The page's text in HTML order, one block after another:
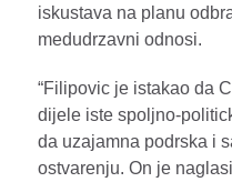
iskustava na planu
medudrzavni odnosi.
“Filipovic je istakao da
dijele iste spoljno-
da uzajamna podrska i
ostvarenju. On je